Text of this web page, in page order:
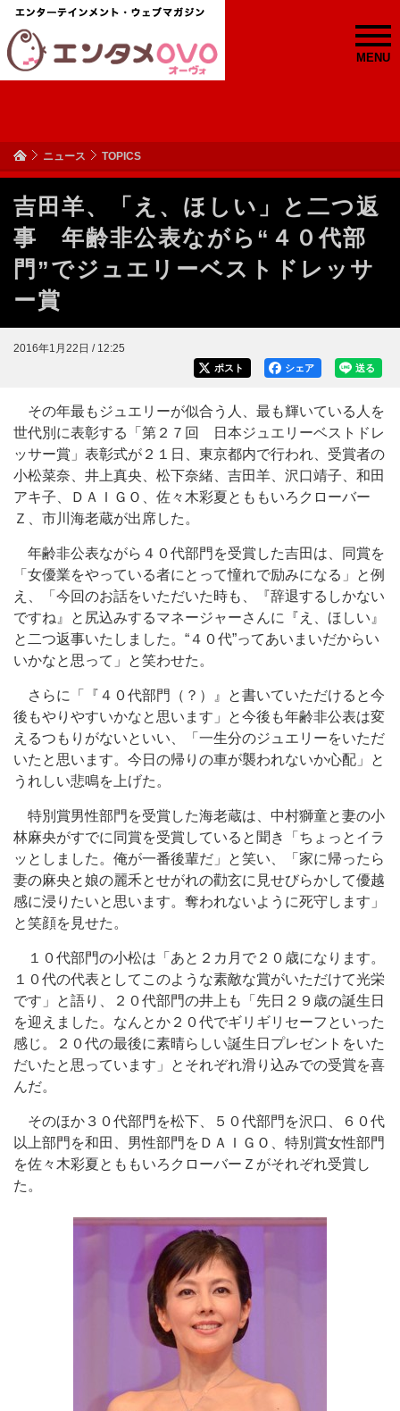
MENU
ニュース TOPICS
吉田羊、「え、ほしい」と二つ返
事 年齢非公表ながら“４０代部
門”でジュエリーベストドレッサ
ー賞
2016年1月22日 / 12:25
送る
シェア
ポスト
その年最もジュエリーが似合う人、最も輝いている人を
世代別に表彰する「第２７回 日本ジュエリーベストドレ
ッサー賞」表彰式が２１日、東京都内で行われ、受賞者の
小松菜奈、井上真央、松下奈緒、吉田羊、沢口靖子、和田
アキ子、ＤＡＩＧＯ、佐々木彩夏とももいろクローバー
Ｚ、市川海老蔵が出席した。
年齢非公表ながら４０代部門を受賞した吉田は、同賞を
「女優業をやっている者にとって憧れで励みになる」と例
え、「今回のお話をいただいた時も、『辞退するしかない
ですね』と尻込みするマネージャーさんに『え、ほしい』
と二つ返事いたしました。“４０代”ってあいまいだからい
いかなと思って」と笑わせた。
さらに「『４０代部門（？）』と書いていただけると今
後もやりやすいかなと思います」と今後も年齢非公表は変
えるつもりがないといい、「一生分のジュエリーをいただ
いたと思います。今日の帰りの車が襲われないか心配」と
うれしい悲鳴を上げた。
特別賞男性部門を受賞した海老蔵は、中村獅童と妻の小
林麻央がすでに同賞を受賞していると聞き「ちょっとイラ
ッとしました。俺が一番後輩だ」と笑い、「家に帰ったら
妻の麻央と娘の麗禾とせがれの勸玄に見せびらかして優越
感に浸りたいと思います。奪われないように死守します」
と笑顔を見せた。
１０代部門の小松は「あと２カ月で２０歳になります。
１０代の代表としてこのような素敵な賞がいただけて光栄
です」と語り、２０代部門の井上も「先日２９歳の誕生日
を迎えました。なんとか２０代でギリギリセーフといった
感じ。２０代の最後に素晴らしい誕生日プレゼントをいた
だいたと思っています」とそれぞれ滑り込みでの受賞を喜
んだ。
そのほか３０代部門を松下、５０代部門を沢口、６０代
以上部門を和田、男性部門をＤＡＩＧＯ、特別賞女性部門
を佐々木彩夏とももいろクローバーＺがそれぞれ受賞し
た。